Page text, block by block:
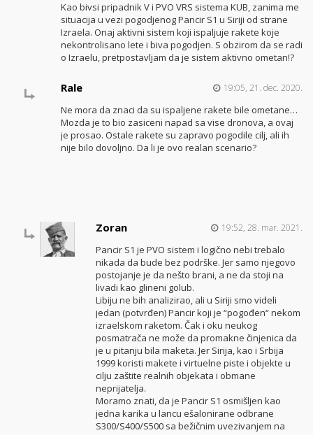
Kao bivsi pripadnik V i PVO VRS sistema KUB, zanima me
situacija u vezi pogodjenog Pancir S1 u Siriji od strane
Izraela. Onaj aktivni sistem koji ispaljuje rakete koje
nekontrolisano lete i biva pogodjen. S obzirom da se radi
o Izraelu, pretpostavljam da je sistem aktivno ometan!?
Rale 19:05, 21. dec. 2020.
Ne mora da znaci da su ispaljene rakete bile ometane…
Mozda je to bio zasiceni napad sa vise dronova, a ovaj
je prosao. Ostale rakete su zapravo pogodile cilj, ali ih
nije bilo dovoljno. Da li je ovo realan scenario?
Zoran 19:52, 28. mar. 2021.
Pancir S1 je PVO sistem i logično nebi trebalo
nikada da bude bez podrške. Jer samo njegovo
postojanje je da nešto brani, a ne da stoji na
livadi kao glineni golub.
Libiju ne bih analizirao, ali u Siriji smo videli
jedan (potvrđen) Pancir koji je “pogođen“ nekom
izraelskom raketom. Čak i oku neukog
posmatrača ne može da promakne činjenica da
je u pitanju bila maketa. Jer Sirija, kao i Srbija
1999 koristi makete i virtuelne piste i objekte u
cilju zaštite realnih objekata i obmane
neprijatelja.
Moramo znati, da je Pancir S1 osmišljen kao
jedna karika u lancu ešalonirane odbrane
S300/S400/S500 sa bežičnim uvezivanjem na